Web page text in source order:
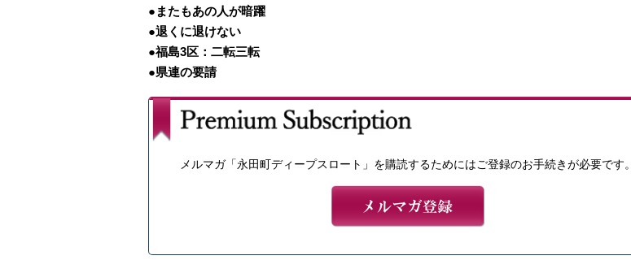
●またもあの人が暗躍
●退くに退けない
●福島3区：二転三転
●県連の要請
メルマガ「永田町ディープスロート」を購読するためにはご登録のお手続きが必要です。